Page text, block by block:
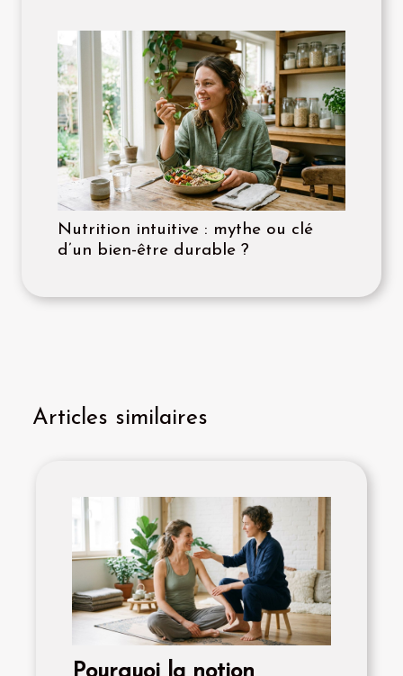
Nutrition intuitive : mythe ou clé
d’un bien-être durable ?
Articles similaires